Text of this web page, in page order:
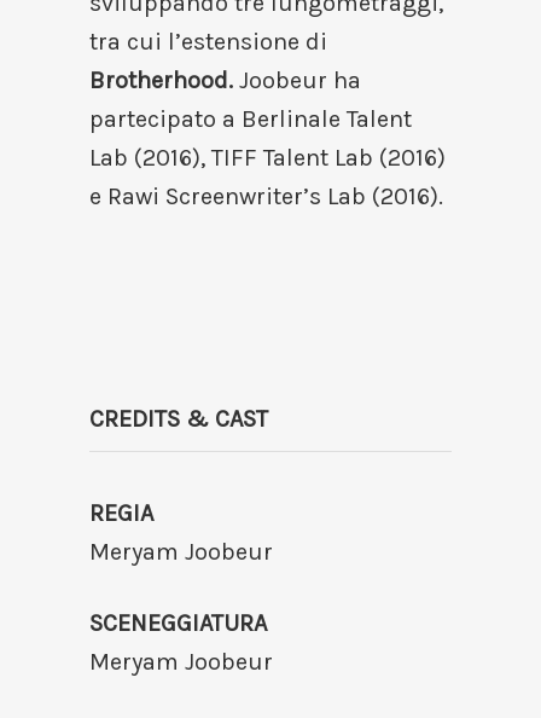
tra cui l’estensione di
Brotherhood. Joobeur ha
partecipato a Berlinale Talent
Lab (2016), TIFF Talent Lab (2016)
e Rawi Screenwriter’s Lab (2016).
CREDITS & CAST
REGIA
Meryam Joobeur
SCENEGGIATURA
Meryam Joobeur